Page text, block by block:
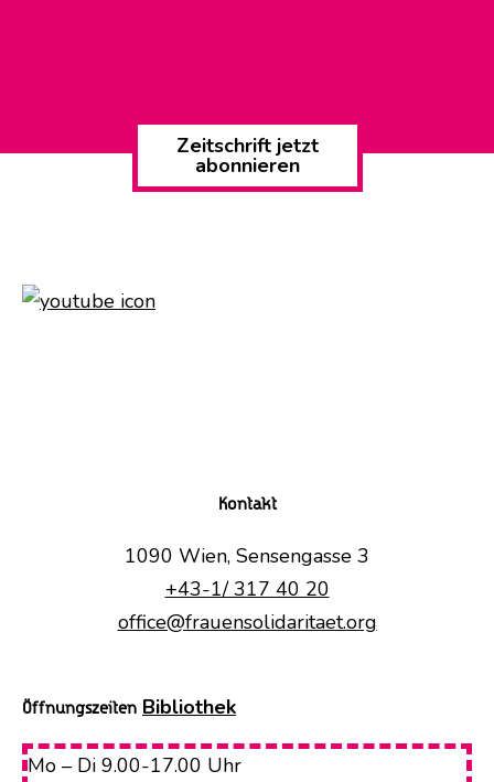
Zeitschrift jetzt
abonnieren
Kontakt
1090 Wien, Sensengasse 3
+43-1/ 317 40 20
office@frauensolidaritaet.org
Öffnungszeiten Bibliothek
Mo – Di 9.00-17.00 Uhr